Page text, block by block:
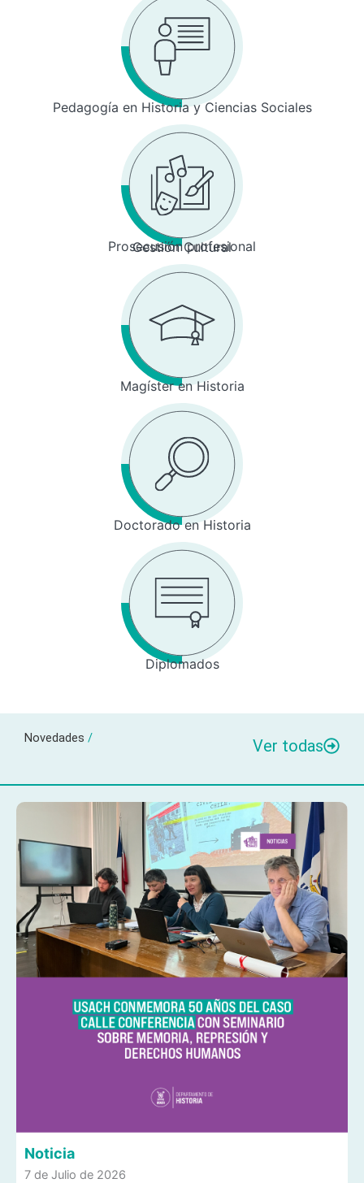
Pedagogía en Historia y Ciencias Sociales
Prosecusión profesional
Gestión Cultural
Magíster en Historia
Doctorado en Historia
Diplomados
Novedades / Ver todas
Noticia
7 de Julio de 2026